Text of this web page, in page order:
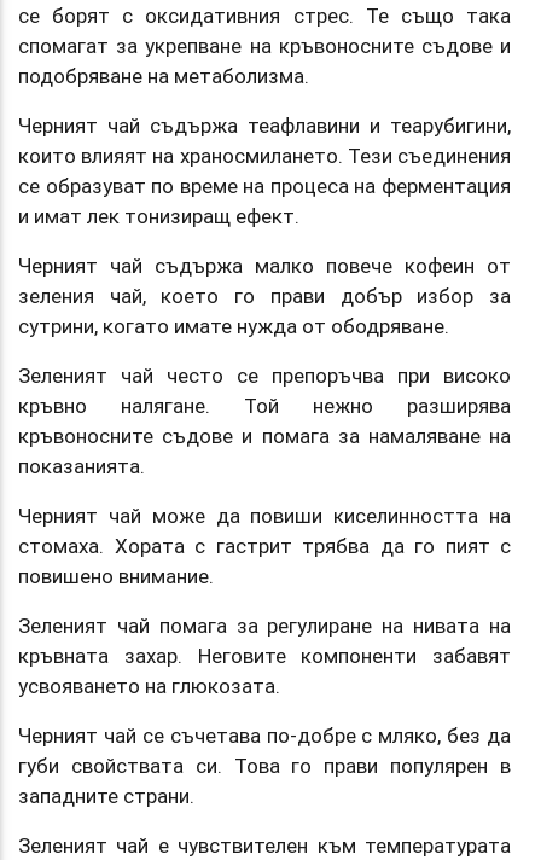
се борят с оксидативния стрес. Те също така
спомагат за укрепване на кръвоносните съдове и
подобряване на метаболизма.
Черният чай съдържа теафлавини и теарубигини,
които влияят на храносмилането. Тези съединения
се образуват по време на процеса на ферментация
и имат лек тонизиращ ефект.
Черният чай съдържа малко повече кофеин от
зеления чай, което го прави добър избор за
сутрини, когато имате нужда от ободряване.
Зеленият чай често се препоръчва при високо
кръвно налягане. Той нежно разширява
кръвоносните съдове и помага за намаляване на
показанията.
Черният чай може да повиши киселинността на
стомаха. Хората с гастрит трябва да го пият с
повишено внимание.
Зеленият чай помага за регулиране на нивата на
кръвната захар. Неговите компоненти забавят
усвояването на глюкозата.
Черният чай се съчетава по-добре с мляко, без да
губи свойствата си. Това го прави популярен в
западните страни.
Зеленият чай е чувствителен към температурата